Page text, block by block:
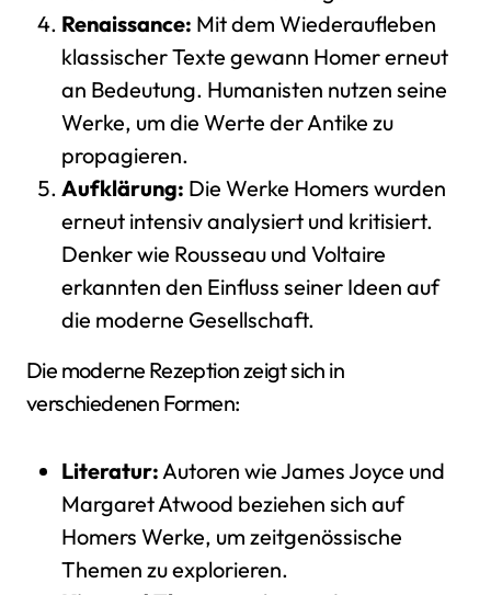
Renaissance: Mit dem Wiederaufleben
klassischer Texte gewann Homer erneut
an Bedeutung. Humanisten nutzen seine
Werke, um die Werte der Antike zu
propagieren.
Aufklärung: Die Werke Homers wurden
erneut intensiv analysiert und kritisiert.
Denker wie Rousseau und Voltaire
erkannten den Einfluss seiner Ideen auf
die moderne Gesellschaft.
Die moderne Rezeption zeigt sich in
verschiedenen Formen:
Literatur: Autoren wie James Joyce und
Margaret Atwood beziehen sich auf
Homers Werke, um zeitgenössische
Themen zu explorieren.